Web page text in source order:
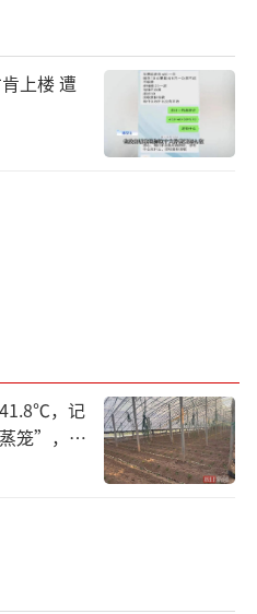
直言“普通网友都能做
早期员工备受打击。
相关技术的早期
公司前首席技术官米
尔特曼还曾在涉及AI模
说谎。
此次判决为这场备受瞩
上楼 遭
，记
笼”，有